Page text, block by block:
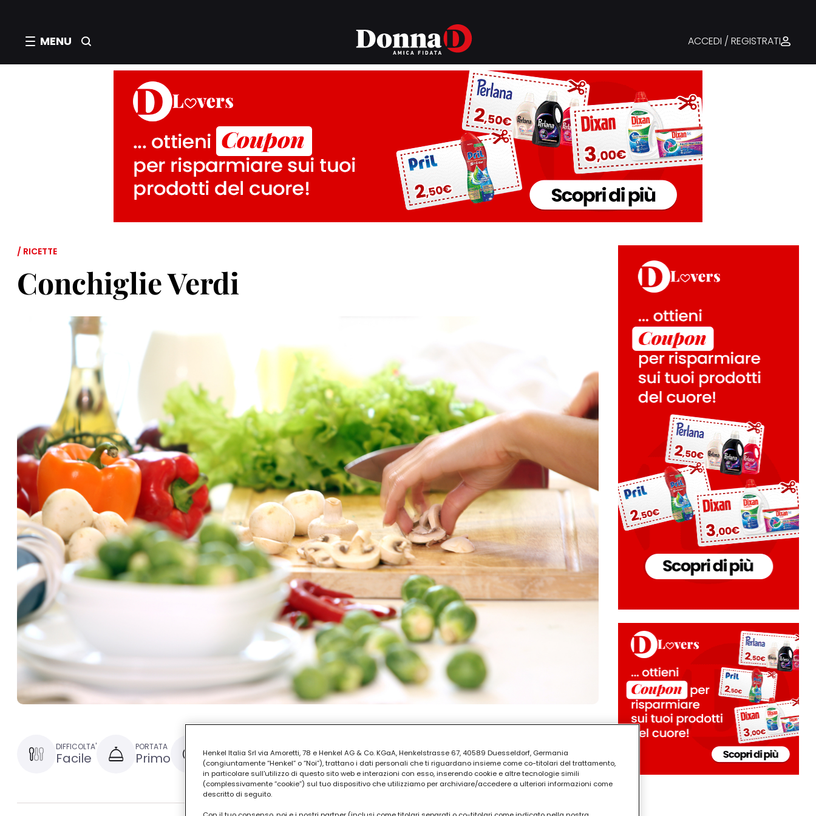
MENU ACCEDI / REGISTRATI
/ RICETTE
Conchiglie Verdi
DIFFICOLTA'
Facile
PORTATA
Primo 30 minuti
Henkel Italia Srl via Amoretti, 78 e Henkel AG & Co. KGaA, Henkelstrasse 67, 40589 Duesseldorf, Germania
(congiuntamente “Henkel” o “Noi”), trattano i dati personali che ti riguardano insieme come co-titolari del trattamento,
in particolare sull'utilizzo di questo sito web e interazioni con esso, inserendo cookie e altre tecnologie simili
(complessivamente “cookie”) sul tuo dispositivo che utilizziamo per archiviare/accedere a ulteriori informazioni come
descritto di seguito.